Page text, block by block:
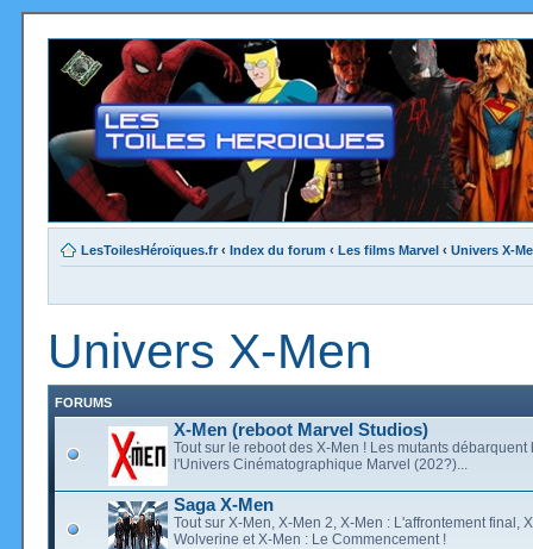
LesToilesHéroïques.fr ‹ Index du forum ‹ Les films Marvel ‹ Univers X-
Univers X-Men
FORUMS
X-Men (reboot Marvel Studios)
Tout sur le reboot des X-Men ! Les mutants débarquent
l'Univers Cinématographique Marvel (202?)...
Saga X-Men
Tout sur X-Men, X-Men 2, X-Men : L'affrontement final,
Wolverine et X-Men : Le Commencement !